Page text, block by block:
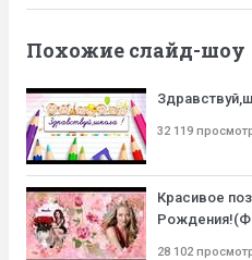
Похожие слайд-шоу
32 119
Красивое
28 102